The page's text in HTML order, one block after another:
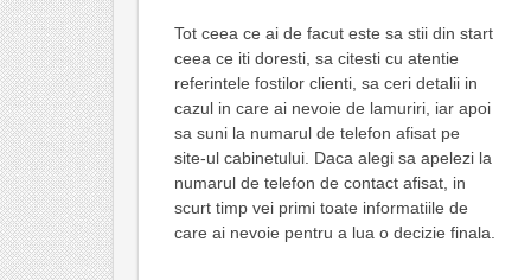
Tot ceea ce ai de facut este sa stii din start
ceea ce iti doresti, sa citesti cu atentie
referintele fostilor clienti, sa ceri detalii in
cazul in care ai nevoie de lamuriri, iar apoi
sa suni la numarul de telefon afisat pe
site-ul cabinetului. Daca alegi sa apelezi la
numarul de telefon de contact afisat, in
scurt timp vei primi toate informatiile de
care ai nevoie pentru a lua o decizie finala.